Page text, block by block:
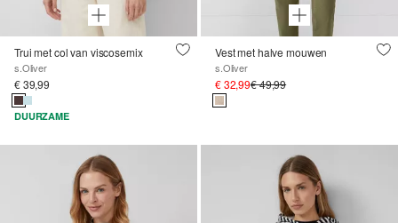
Trui met col van viscosemix
s.Oliver
€ 39,99
DUURZAME
Vest met halve mouwen
s.Oliver
€ 32,99€ 49,99